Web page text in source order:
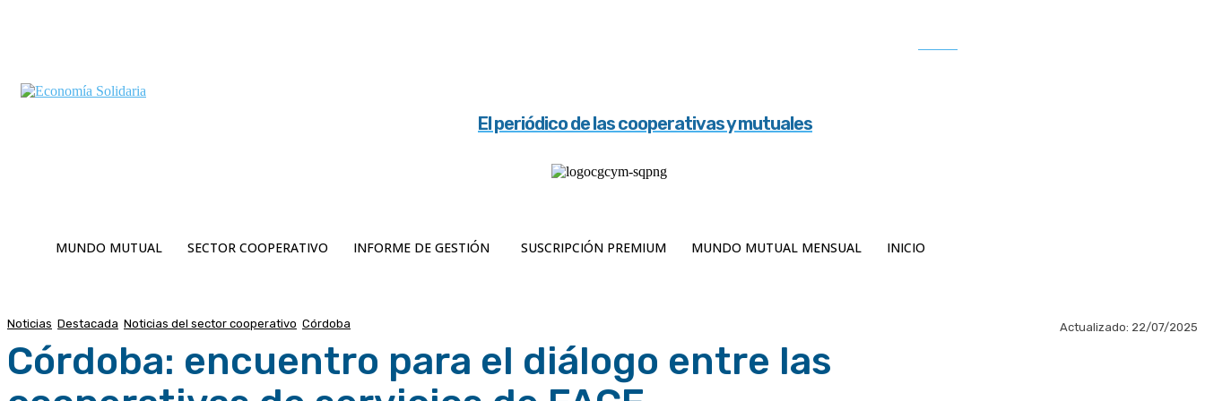
El periódico de las cooperativas y mutuales
MUNDO MUTUAL SECTOR COOPERATIVO INFORME DE GESTIÓN SUSCRIPCIÓN PREMIUM MUNDO MUTUAL MENSUAL INICIO
Noticias Destacada Noticias del sector cooperativo Córdoba Actualizado: 22/07/2025
Córdoba: encuentro para el diálogo entre las